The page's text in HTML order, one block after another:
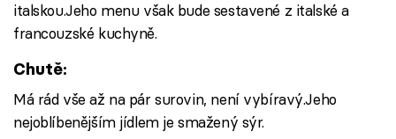
italskou.Jeho menu však bude sestavené z italské a
francouzské kuchyně.
Chutě:
Má rád vše až na pár surovin, není vybíravý.Jeho
nejoblíbenějším jídlem je smažený sýr.